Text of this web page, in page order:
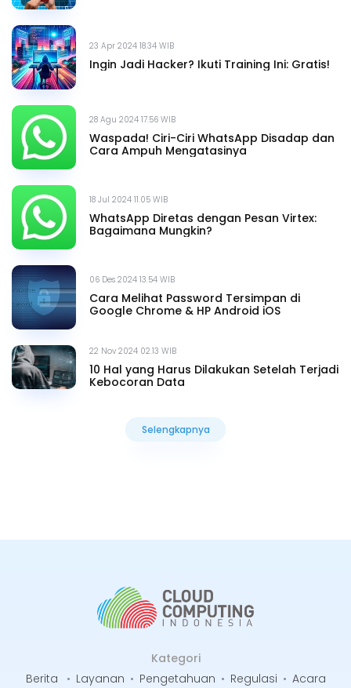
23 Apr 2024 18.34 WIB
Ingin Jadi Hacker? Ikuti Training Ini: Gratis!
28 Agu 2024 17.56 WIB
Waspada! Ciri-Ciri WhatsApp Disadap dan
Cara Ampuh Mengatasinya
18 Jul 2024 11.05 WIB
WhatsApp Diretas dengan Pesan Virtex:
Bagaimana Mungkin?
06 Des 2024 13.54 WIB
Cara Melihat Password Tersimpan di
Google Chrome & HP Android iOS
22 Nov 2024 02.13 WIB
10 Hal yang Harus Dilakukan Setelah Terjadi
Kebocoran Data
Selengkapnya
Kategori
Berita
• Layanan • Pengetahuan • Regulasi • Acara